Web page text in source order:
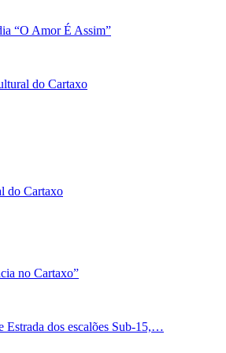
“O Amor É Assim”
do Cartaxo
do Cartaxo
no Cartaxo”
Estrada dos escalões Sub-15,…